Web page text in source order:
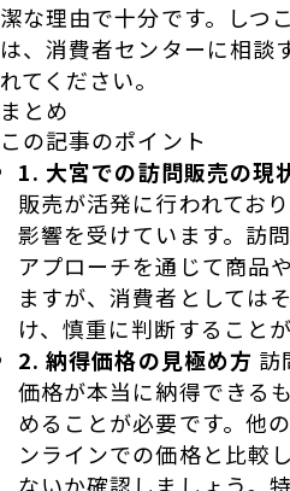
潔な理由で十分です。しつ
は、消費者センターに相談
れてください。
まとめ
この記事のポイント
1. 大宮での訪問販売の現
販売が活発に行われてお
影響を受けています。訪
アプローチを通じて商品
ますが、消費者としては
け、慎重に判断することが
2. 納得価格の見極め方 訪
価格が本当に納得できる
めることが必要です。他
ンラインでの価格と比較